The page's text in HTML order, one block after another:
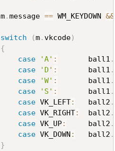
m.message == WM_KEYDOWN &&
switch
(m.vkcode)
{
case
'A' :
		ball1
.
case
'D' :
		ball1
.
case
'W' :
		ball1
.
case
'S' :
		ball1
.
case VK_LEFT:
	ball2
.
case VK_RIGHT:
	ball2
.
case VK_UP:
		ball2
.
case VK_DOWN :
	ball2
.
}